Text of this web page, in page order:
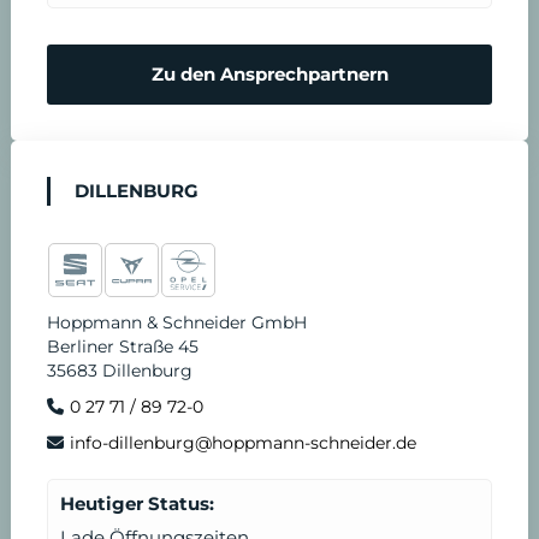
Zu den Ansprechpartnern
DILLENBURG
Hoppmann & Schneider GmbH
Berliner Straße 45
35683 Dillenburg
0 27 71 / 89 72-0
info-dillenburg@hoppmann-schneider.de
Heutiger Status: